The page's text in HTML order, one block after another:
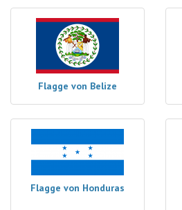
Flagge von Belize
Flagge von Honduras